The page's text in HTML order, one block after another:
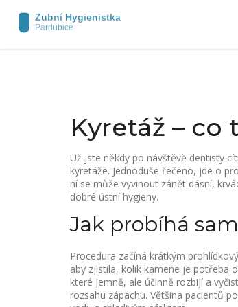
Kyretáž –
Už jste někdy po návštěvě dentisty
kyretáže. Jednoduše řečeno, jde o
ní se může vyvinout zánět dásní,
dobré ústní hygieny.
Jak probíhá
Procedura začíná krátkým
aby zjistila, kolik kamene je potřeba
které jemně, ale účinně rozbijí a
rozsahu zápachu. Většina pacientů